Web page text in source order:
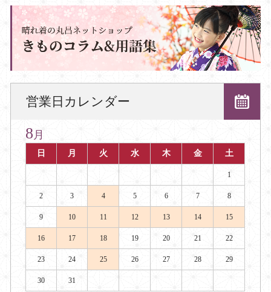
営業日カレンダー
8 月
日 月 火 水 木 金 土
1
2 3 4 5 6 7 8
9 10 11 12 13 14 15
16 17 18 19 20 21 22
23 24 25 26 27 28 29
30
31